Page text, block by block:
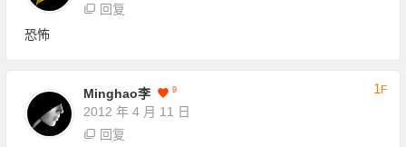
回复
恐怖
Minghao李 9
2012 年 4 月 11 日
1F
回复